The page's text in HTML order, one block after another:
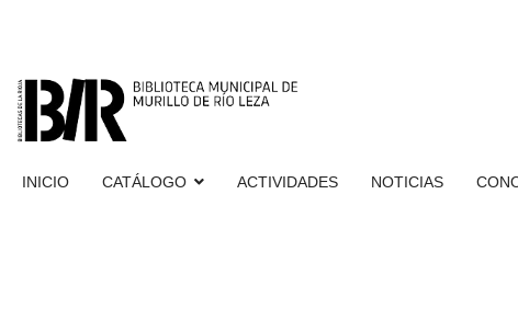
INICIO CATÁLOGO ACTIVIDADES NOTICIAS